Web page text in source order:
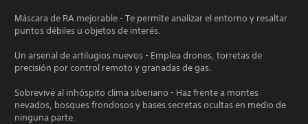
Máscara de RA mejorable - Te permite analizar el entorno y resaltar
puntos débiles u objetos de interés.
Un arsenal de artilugios nuevos - Emplea drones, torretas de
precisión por control remoto y granadas de gas.
Sobrevive al inhóspito clima siberiano - Haz frente a montes
nevados, bosques frondosos y bases secretas ocultas en medio de
ninguna parte.